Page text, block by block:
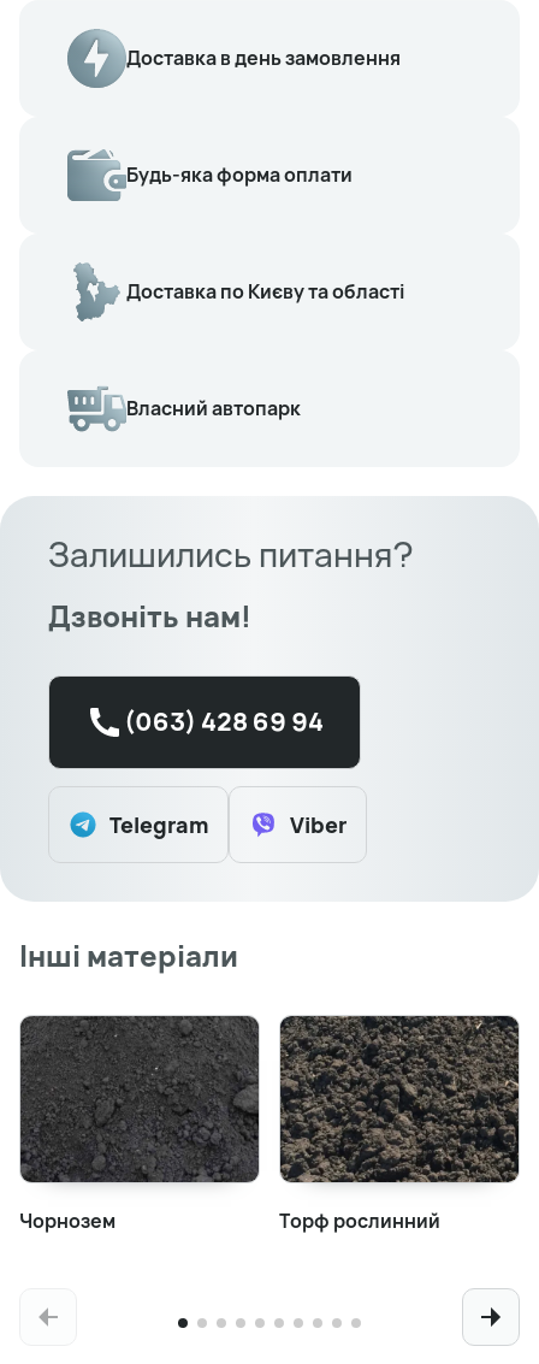
Доставка в день замовлення
Будь-яка форма оплати
Доставка по Києву та області
Власний автопарк
Залишились питання?
Дзвоніть нам!
(063) 428 69 94
Telegram Viber
Інші матеріали
Чорнозем Торф рослинний